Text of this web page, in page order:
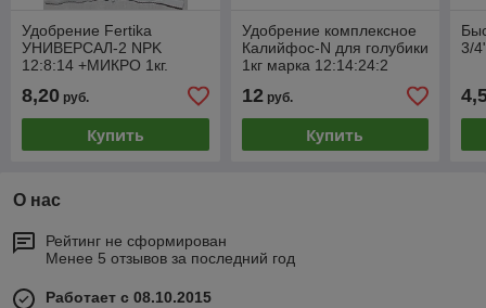
Удобрение Fertika
УНИВЕРСАЛ-2 NPK
12:8:14 +МИКРО 1кг.
8,20 руб.
Купить
Удобрение комплексное
Калийфос-N для голубики
1кг марка 12:14:24:2
12руб.
Купить
3/
О нас
Рейтинг не сформирован
Менее 5 отзывов за последний год
Работает с 08.10.2015